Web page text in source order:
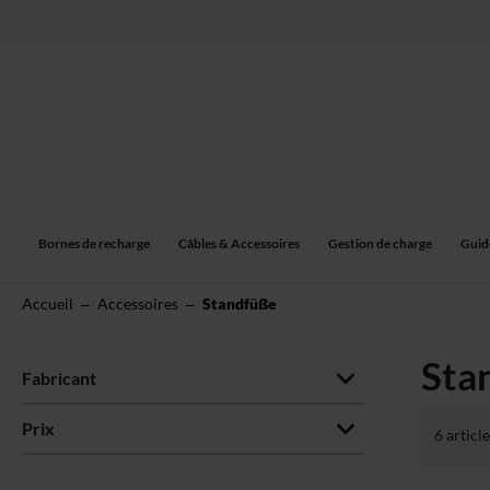
Bornes de recharge Câbles & Accessoires Gestion de charge
Accueil Accessoires Standfüße
6
Fabricant
Prix